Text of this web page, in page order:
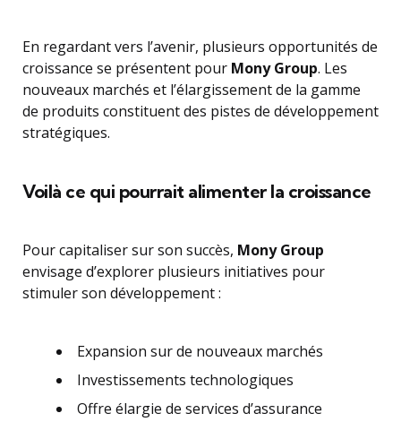
En regardant vers l’avenir, plusieurs opportunités de
croissance se présentent pour Mony Group. Les
nouveaux marchés et l’élargissement de la gamme
de produits constituent des pistes de développement
stratégiques.
Voilà ce qui pourrait alimenter la croissance
Pour capitaliser sur son succès, Mony Group
envisage d’explorer plusieurs initiatives pour
stimuler son développement :
Expansion sur de nouveaux marchés
Investissements technologiques
Offre élargie de services d’assurance